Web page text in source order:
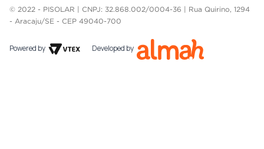
© 2022 - PISOLAR | CNPJ: 32.868.002/0004-36 | Rua Quirino, 1294
- Aracaju/SE - CEP 49040-700
Powered by Developed by